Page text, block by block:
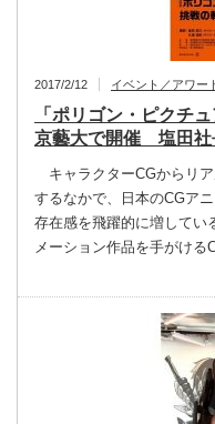
2017/2/12 イベント／アワー
「ポリゴン・ピクチ
京藝大で開催 塩田社
キャラクターCGからリ
するなかで、日本のCGア
存在感を飛躍的に増してい
メーション作品を手がけ